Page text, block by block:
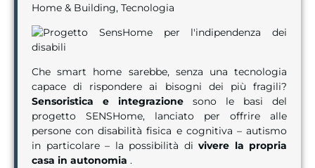
Home & Building, Tecnologia
Che smart home sarebbe, senza una tecnologia
capace di rispondere ai bisogni dei più fragili?
Sensoristica e integrazione sono le basi del
progetto SENSHome, lanciato per offrire alle
persone con disabilità fisica e cognitiva – autismo
in particolare – la possibilità di vivere la propria
casa in autonomia .